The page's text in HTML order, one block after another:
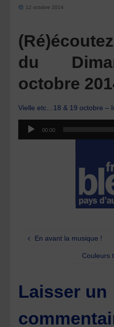
12 octobre 2014
du
octobre
Vielle etc…18 & 19 octobre –
Lecteur
audio
00:00
En avant la musique !
Couleurs
Laisser un